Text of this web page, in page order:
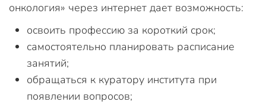
онкология» через интернет дает возможность:
освоить профессию за короткий срок;
самостоятельно планировать расписание
занятий;
обращаться к куратору института при
появлении вопросов;